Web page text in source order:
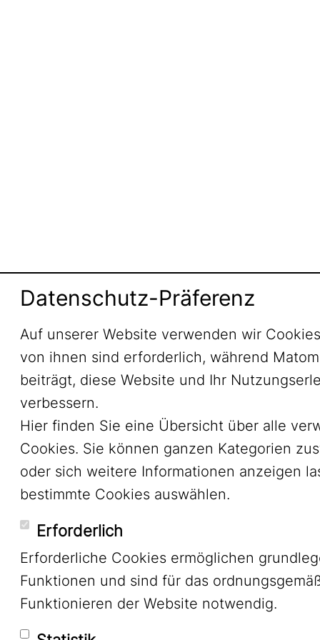
Datenschutz-Präferenz
Auf unserer Website verwenden wir
von ihnen sind erforderlich, während
beiträgt, diese Website und Ihr
verbessern.
Hier finden Sie eine Übersicht über alle
Cookies. Sie können ganzen Kategorien
oder sich weitere Informationen anzeigen
bestimmte Cookies auswählen.
Erforderlich
Erforderliche Cookies ermöglichen
Funktionen und sind für das
Funktionieren der Website notwendig.